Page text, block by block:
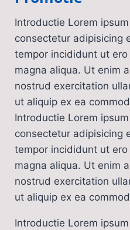
Introductie Lorem
consectetur adipisicing
tempor incididunt ut
magna aliqua. Ut enim
nostrud exercitation
ut aliquip ex ea
Introductie Lorem
consectetur adipisicing
tempor incididunt ut
magna aliqua. Ut enim
nostrud exercitation
ut aliquip ex ea
Introductie Lorem